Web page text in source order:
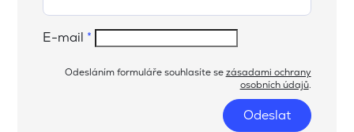
E-mail *
Odesláním formuláře souhlasíte sezásadami ochrany
osobních údajů.
Odeslat